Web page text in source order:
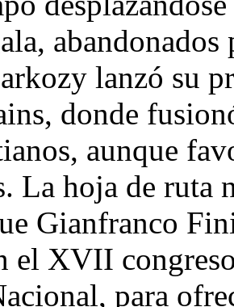
lanzó su
donde
aunque
La hoja de ruta
Gianfranco
el XVII
para